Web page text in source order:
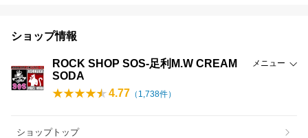
ショップ情報
ROCK SHOP SOS-足利M.W CREAM
SODA
メニュー
4.77 （ 1,738件）
ショップトップ